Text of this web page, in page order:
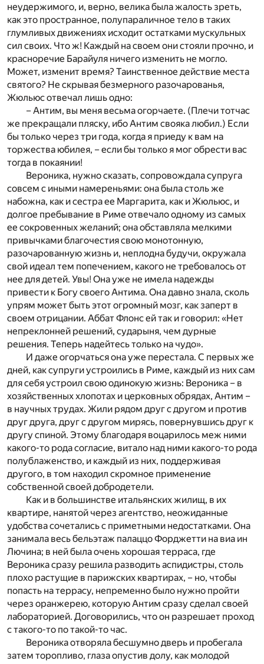
неудержимого, и, верно, велика была жалость зреть,
как это пространное, полупараличное тело в таких
глумливых движениях исходит остатками мускульных
сил своих. Что ж! Каждый на своем они стояли прочно, и
красноречие Барайуля ничего изменить не могло.
Может, изменит время? Таинственное действие места
святого? Не скрывая безмерного разочарованья,
Жюльюс отвечал лишь одно:
– Антим, вы меня весьма огорчаете. (Плечи тотчас
же прекращали пляску, ибо Антим свояка любил.) Если
бы только через три года, когда я приеду к вам на
торжества юбилея, – если бы только я мог обрести вас
тогда в покаянии!
Вероника, нужно сказать, сопровождала супруга
совсем с иными намереньями: она была столь же
набожна, как и сестра ее Маргарита, как и Жюльюс, и
долгое пребывание в Риме отвечало одному из самых
ее сокровенных желаний; она обставляла мелкими
привычками благочестия свою монотонную,
разочарованную жизнь и, неплодна будучи, окружала
свой идеал тем попечением, какого не требовалось от
нее для детей. Увы! Она уже не имела надежды
привести к Богу своего Антима. Она давно знала, сколь
упрям может быть этот огромный мозг, как заперт в
своем отрицании. Аббат Флонс ей так и говорил: «Нет
непреклонней решений, сударыня, чем дурные
решения. Теперь надейтесь только на чудо».
И даже огорчаться она уже перестала. С первых же
дней, как супруги устроились в Риме, каждый из них сам
для себя устроил свою одинокую жизнь: Вероника – в
хозяйственных хлопотах и церковных обрядах, Антим –
в научных трудах. Жили рядом друг с другом и против
друг друга, друг с другом мирясь, повернувшись друг к
другу спиной. Этому благодаря воцарилось меж ними
какого-то рода согласие, витало над ними какого-то рода
полублаженство, и каждый из них, поддерживая
другого, в том находил скромное применение
собственной своей добродетели.
Как и в большинстве итальянских жилищ, в их
квартире, нанятой через агентство, неожиданные
удобства сочетались с приметными недостатками. Она
занимала весь бельэтаж палаццо Форджетти на виа ин
Лючина; в ней была очень хорошая терраса, где
Вероника сразу решила разводить аспидистры, столь
плохо растущие в парижских квартирах, – но, чтобы
попасть на террасу, непременно было нужно пройти
через оранжерею, которую Антим сразу сделал своей
лабораторией. Договорились, что он разрешает проход
с такого-то по такой-то час.
Вероника отворяла бесшумно дверь и пробегала
затем торопливо, глаза опустив долу, как молодой